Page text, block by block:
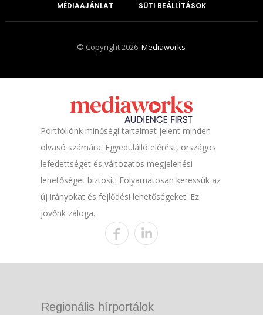
MÉDIAAJÁNLAT SÜTI BEÁLLÍTÁSOK
© Copyright 2026.Mediaworks
Portfóliónk minőségi tartalmat jelent minden
olvasó számára. Egyedülálló elérést, országos
lefedettséget és változatos megjelenési
lehetőséget biztosít. Folyamatosan keressük az
új irányokat és fejlődési lehetőségeket. Ez
jövőnk záloga.
Regionális hírportálok